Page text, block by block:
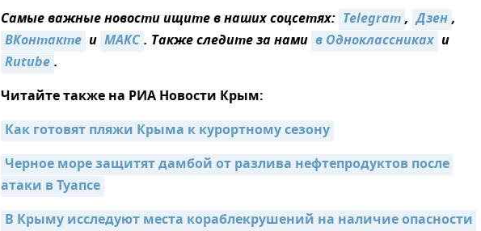
Самые важные новости ищите в наших соцсетях: Telegram, Дзен,
ВКонтакте и МАКС. Также следите за нами в Одноклассниках и
Rutube.
Читайте также на РИА Новости Крым:
Как готовят пляжи Крыма к курортному сезону
Черное море защитят дамбой от разлива нефтепродуктов после
атаки в Туапсе
В Крыму исследуют места кораблекрушений на наличие опасности